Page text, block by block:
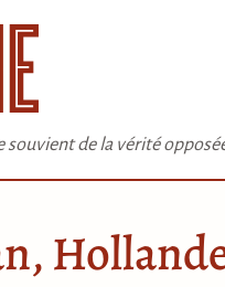
souvient de la vérité